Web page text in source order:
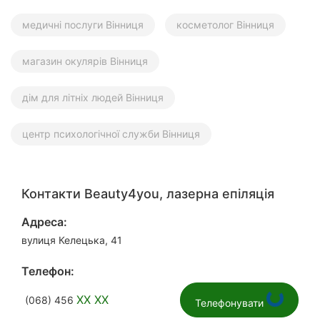
медичні послуги Вінниця косметолог Вінниця
магазин окулярів Вінниця
дім для літніх людей Вінниця
центр психологічної служби Вінниця
Контакти Beauty4you, лазерна епіляція
Адреса:
вулиця Келецька, 41
Телефон:
(068) 456 XX XX Телефонувати